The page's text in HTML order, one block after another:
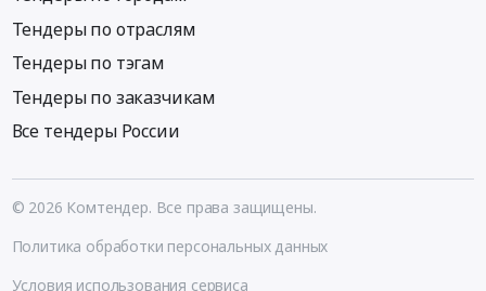
Тендеры по отраслям
Тендеры по тэгам
Тендеры по заказчикам
Все тендеры России
© 2026 Комтендер. Все права защищены.
Политика обработки персональных данных
Условия использования сервиса